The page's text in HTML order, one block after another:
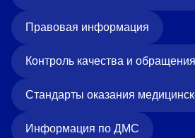
Правовая информация
Контроль качества и обращения
Стандарты оказания
Информация по ДМС